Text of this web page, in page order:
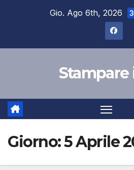
Gio. Ago 6th, 2026
Stampare
Giorno:5 Aprile